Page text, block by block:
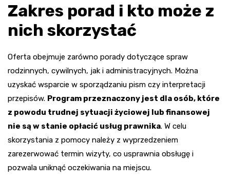
Zakres porad i kto może z
nich skorzystać
Oferta obejmuje zarówno porady dotyczące spraw
rodzinnych, cywilnych, jak i administracyjnych. Można
uzyskać wsparcie w sporządzaniu pism czy interpretacji
przepisów. Program przeznaczony jest dla osób, które
z powodu trudnej sytuacji życiowej lub finansowej
nie są w stanie opłacić usług prawnika. W celu
skorzystania z pomocy należy z wyprzedzeniem
zarezerwować termin wizyty, co usprawnia obsługę i
pozwala uniknąć oczekiwania na miejscu.